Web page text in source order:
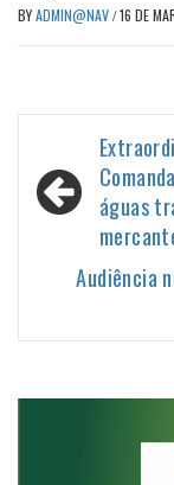
BYADMIN@NAV/16 DE
de
Post
águas
Audiência